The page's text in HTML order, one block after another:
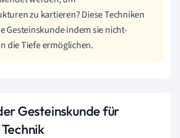
zu kartieren? Diese Techniken
Gesteinskunde indem sie nicht-
die Tiefe ermöglichen.
Gesteinskunde für